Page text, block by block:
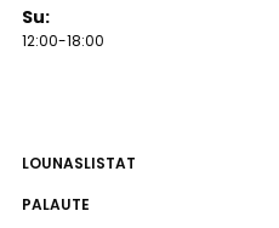
LOUNASLISTAT
PALAUTE
Su:
12:00-18:00